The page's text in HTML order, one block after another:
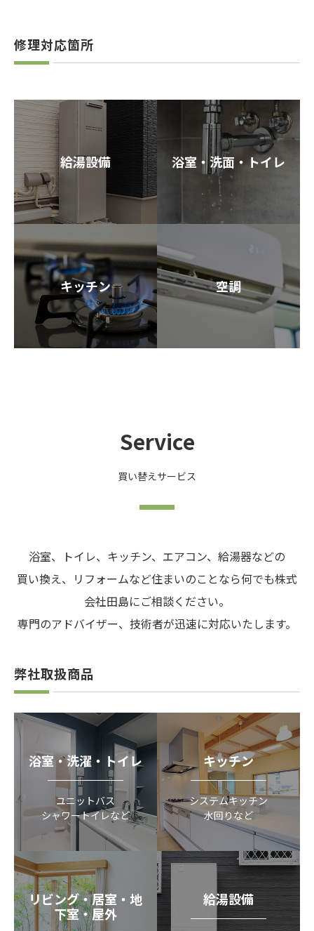
修理対応箇所
給湯設備 浴室・洗面・トイレ
キッチン 空調
Service
買い替えサービス
浴室、トイレ、キッチン、エアコン、給湯器などの
買い換え、リフォームなど住まいのことなら何でも株式
会社田島にご相談ください。
専門のアドバイザー、技術者が迅速に対応いたします。
弊社取扱商品
浴室・洗濯・トイレ
ユニットバス
シャワートイレなど
キッチン
システムキッチン
水回りなど
リビング・居室・地
下室・屋外
給湯設備